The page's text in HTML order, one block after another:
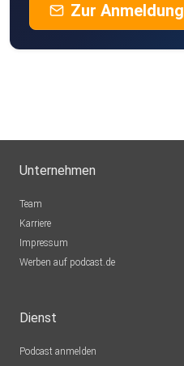
Zur Anmeldung
Unternehmen
Team
Karriere
Impressum
Werben auf podcast.de
Dienst
Podcast anmelden